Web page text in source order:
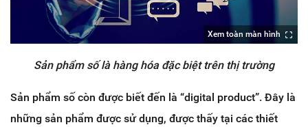
Xem toàn màn hình
Sản phẩm số là hàng hóa đặc biệt trên thị trường
Sản phẩm số còn được biết đến là “digital product”. Đây là
những sản phẩm được sử dụng, được thấy tại các thiết